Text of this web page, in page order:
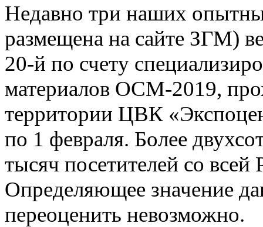
Недавно три наших
размещена на сайте ЗГМ)
20-й по счету
материалов ОСМ-2019,
территории ЦВК
по 1 февраля. Более
тысяч посетителей со
Определяющее значение
переоценить невозможно.